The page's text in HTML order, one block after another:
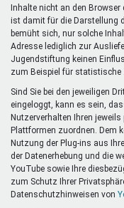
Inhalte nicht an den Browser
ist damit für die Darstellung
bemüht sich, nur solche
Adresse lediglich zur
Jugendstiftung keinen
zum Beispiel für statistische
Sind Sie bei den jeweiligen
eingeloggt, kann es sein,
Nutzerverhalten Ihren
Plattformen zuordnen. Dem
Nutzung der Plug-ins aus
der Datenerhebung und die
YouTube sowie Ihre
zum Schutz Ihrer
Datenschutzhinweisen von